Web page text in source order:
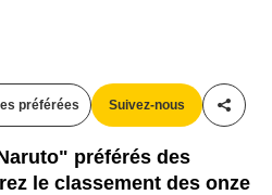
préférées Suivez-nous
préférés des
le classement des onze